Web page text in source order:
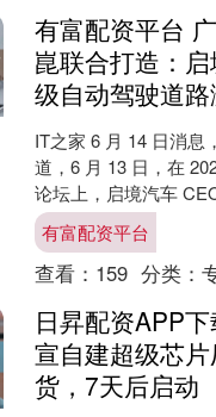
有富配资平台
崑联合打造：
级自动驾驶道
IT之家 6 月 14 日消息
道，6 月 13 日，在
论坛上，启境汽车
境已拿下广州市 L3 级
有富配资平台
查看： 159 分类：
日昇配资APP
宣自建超级芯
货，7天后启动